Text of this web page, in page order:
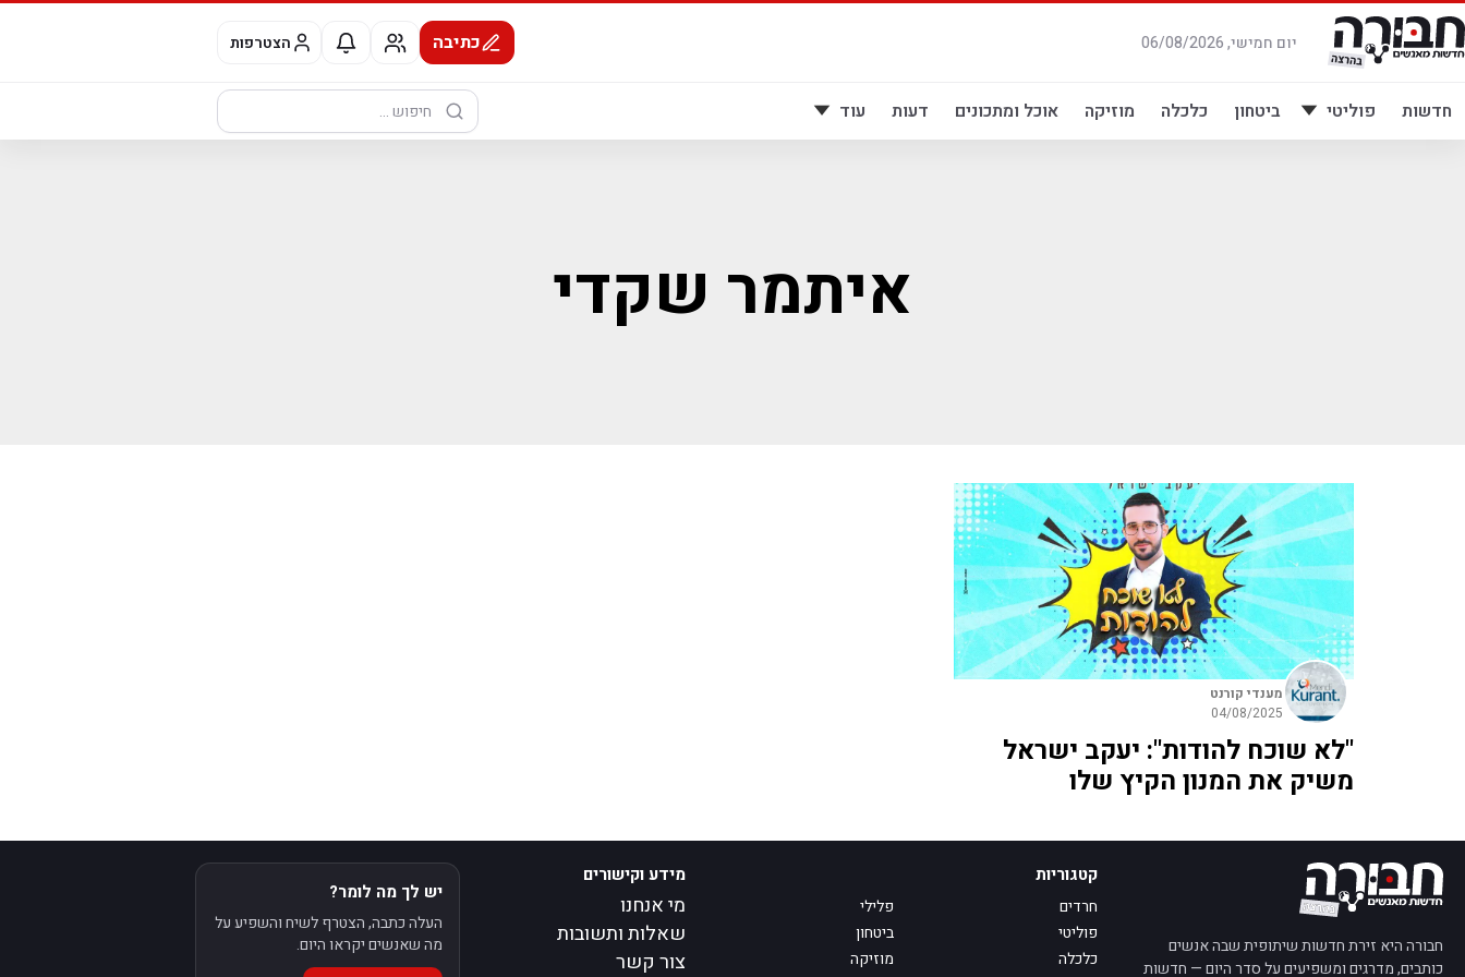
דלג
לתוכן
יום חמישי, 06/08/2026 כתיבה הצטרפות
חדשות פוליטי ביטחון כלכלה מוזיקה אוכל ומתכונים דעות עוד
חיפוש:
איתמר שקדי
מענדי קורנט
04/08/2025
"לא שוכח להודות": יעקב ישראל
משיק את המנון הקיץ שלו
חבורה היא זירת חדשות שיתופית שבה אנשים
כותבים, מדרגים ומשפיעים על סדר היום — חדשות
קטגוריות
חרדים
פלילי
פוליטי
ביטחון
כלכלה
מוזיקה
מידע וקישורים
מי אנחנו
שאלות ותשובות
צור קשר
יש לך מה לומר?
העלה כתבה, הצטרף לשיח והשפיע על
מה שאנשים יקראו היום.